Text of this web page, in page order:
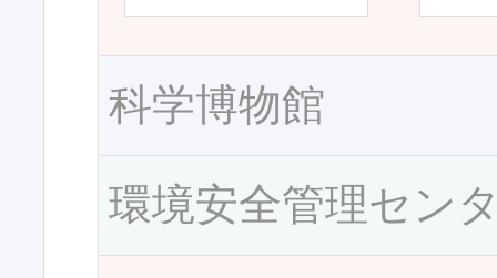
科学博物館
環境安全管理セン